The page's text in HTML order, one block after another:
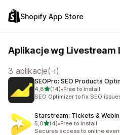
Shopify App Store
Aplikacje wg Livestream
3 aplikacje(-i)
SEOPro: SEO Products
4,8na 5 gwiazdek
(14)
Łączna liczba recenzji: 14
•Free to install
SEO Optimizer to fix SEO
Starstream: Tickets &
5,0na 5 gwiazdek
(4)
Łączna liczba recenzji: 4
•Free to install
Secures access to online